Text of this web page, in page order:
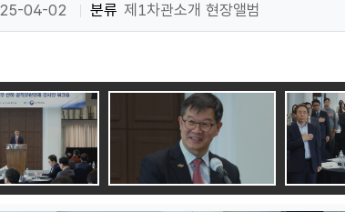
04-02 분류 제1차관소개 현장앨범